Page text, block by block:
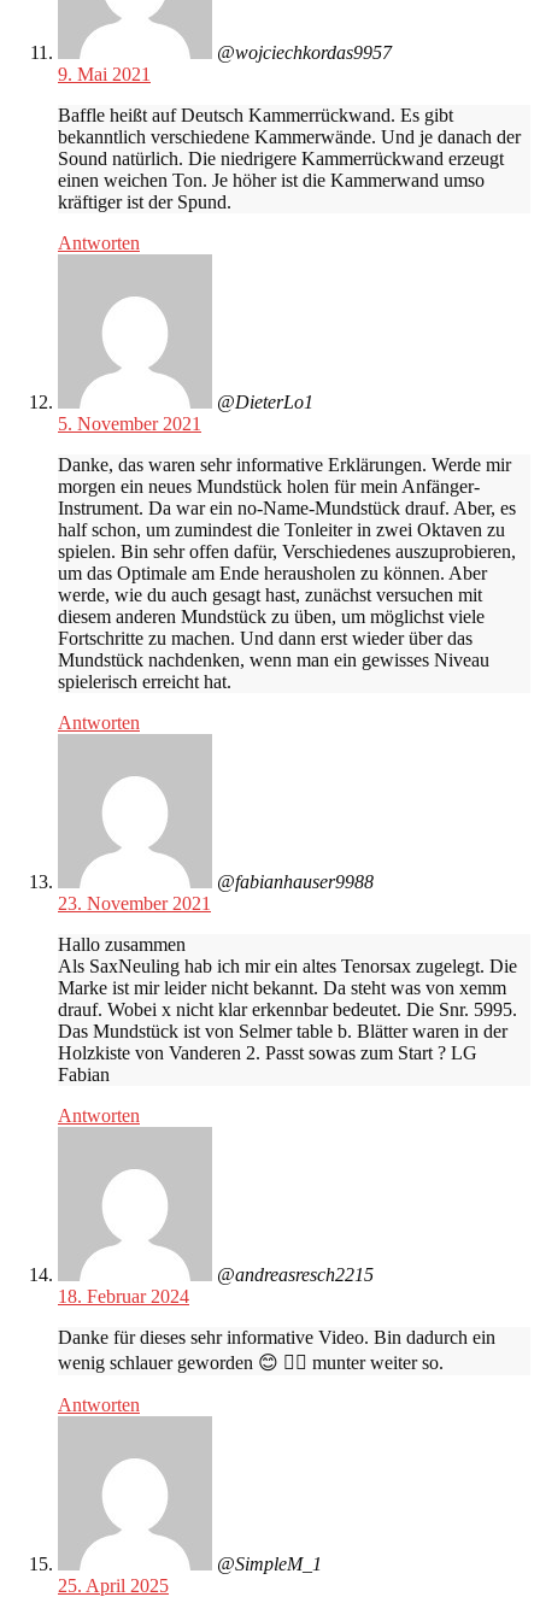
@wojciechkordas9957
9. Mai 2021
Baffle heißt auf Deutsch Kammerrückwand. Es gibt
bekanntlich verschiedene Kammerwände. Und je danach der
Sound natürlich. Die niedrigere Kammerrückwand erzeugt
einen weichen Ton. Je höher ist die Kammerwand umso
kräftiger ist der Spund.
Antworten
@DieterLo1
5. November 2021
Danke, das waren sehr informative Erklärungen. Werde mir
morgen ein neues Mundstück holen für mein Anfänger-
Instrument. Da war ein no-Name-Mundstück drauf. Aber, es
half schon, um zumindest die Tonleiter in zwei Oktaven zu
spielen. Bin sehr offen dafür, Verschiedenes auszuprobieren,
um das Optimale am Ende herausholen zu können. Aber
werde, wie du auch gesagt hast, zunächst versuchen mit
diesem anderen Mundstück zu üben, um möglichst viele
Fortschritte zu machen. Und dann erst wieder über das
Mundstück nachdenken, wenn man ein gewisses Niveau
spielerisch erreicht hat.
Antworten
@fabianhauser9988
23. November 2021
Hallo zusammen
Als SaxNeuling hab ich mir ein altes Tenorsax zugelegt. Die
Marke ist mir leider nicht bekannt. Da steht was von xemm
drauf. Wobei x nicht klar erkennbar bedeutet. Die Snr. 5995.
Das Mundstück ist von Selmer table b. Blätter waren in der
Holzkiste von Vanderen 2. Passt sowas zum Start ? LG
Fabian
Antworten
@andreasresch2215
18. Februar 2024
Danke für dieses sehr informative Video. Bin dadurch ein
wenig schlauer geworden 😊 👍🏿 munter weiter so.
Antworten
@SimpleM_1
25. April 2025